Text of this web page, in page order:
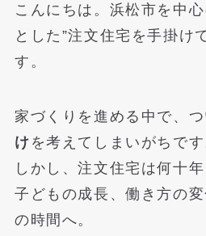
こんにちは。浜松市を中
とした”注文住宅を手掛け
す。
家づくりを進める中で、つ
け を考えてしまいがちです
しかし、注文住宅は何十
子どもの成長、働き方の
の時間へ。